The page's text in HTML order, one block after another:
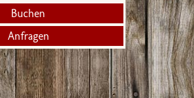
Buchen
Anfragen